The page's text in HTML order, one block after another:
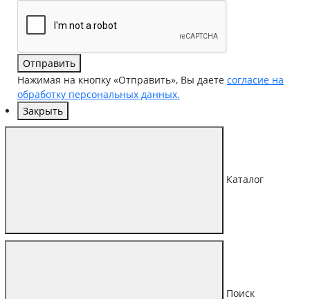
Отправить
Нажимая на кнопку «Отправить», Вы даете согласие на
обработку персональных данных.
Закрыть
Каталог
Поиск